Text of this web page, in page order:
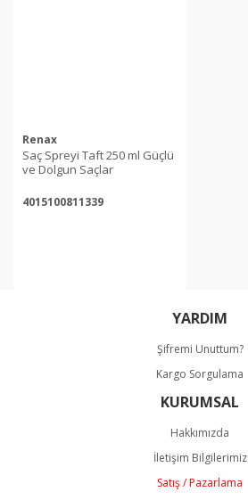
Renax
Saç Spreyi Taft 250 ml Güçlü
ve Dolgun Saçlar
4015100811339
YARDIM
Şifremi Unuttum?
Kargo Sorgulama
KURUMSAL
Hakkımızda
İletişim Bilgilerimiz
Satış / Pazarlama